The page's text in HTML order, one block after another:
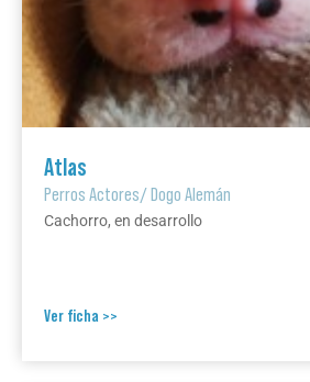
Atlas
Perros Actores/Dogo Alemán
Cachorro, en desarrollo
Ver ficha >>